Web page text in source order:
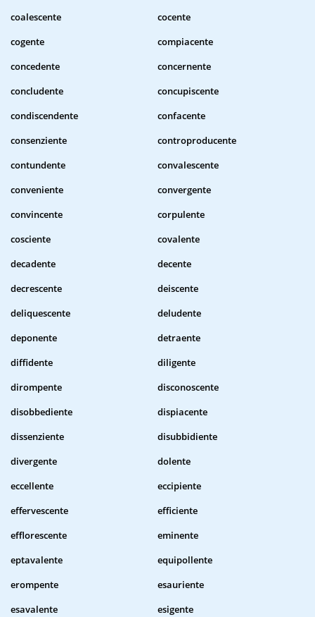
coalescente
cocente
cogente
compiacente
concedente
concernente
concludente
concupiscente
condiscendente
confacente
consenziente
controproducente
contundente
convalescente
conveniente
convergente
convincente
corpulente
cosciente
covalente
decadente
decente
decrescente
deiscente
deliquescente
deludente
deponente
detraente
diffidente
diligente
dirompente
disconoscente
disobbediente
dispiacente
dissenziente
disubbidiente
divergente
dolente
eccellente
eccipiente
effervescente
efficiente
efflorescente
eminente
eptavalente
equipollente
erompente
esauriente
esavalente
esigente